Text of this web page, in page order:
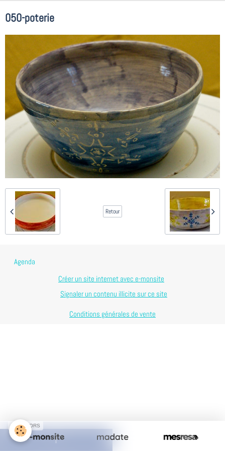
050-poterie
Retour
Agenda
Créer un site internet avec e-monsite
Signaler un contenu illicite sur ce site
Conditions générales de vente
SPONSORS